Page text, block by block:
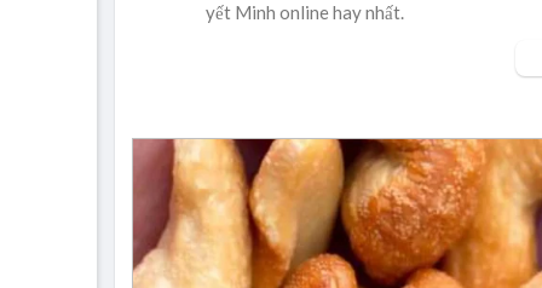
yết Minh online hay nhất.